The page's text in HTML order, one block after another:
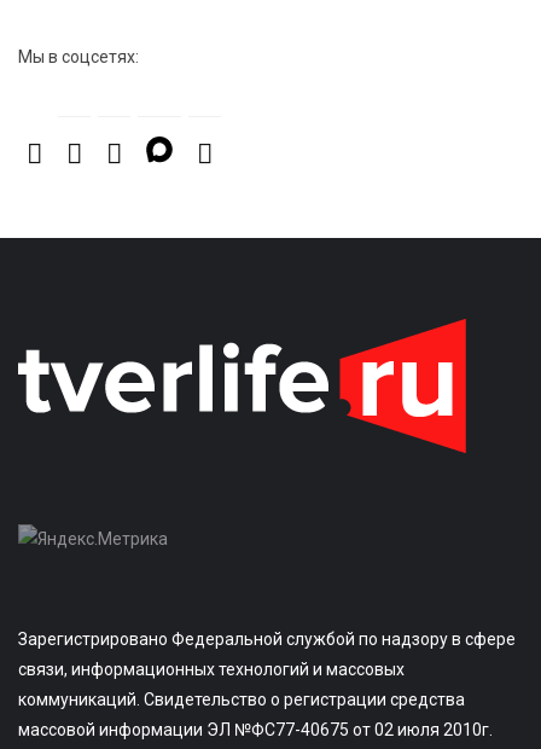
заслуги тренеров и атлетов
Мы в соцсетях:
Зарегистрировано Федеральной службой по надзору в сфере
связи, информационных технологий и массовых
коммуникаций. Свидетельство о регистрации средства
массовой информации ЭЛ №ФС77-40675 от 02 июля 2010г.